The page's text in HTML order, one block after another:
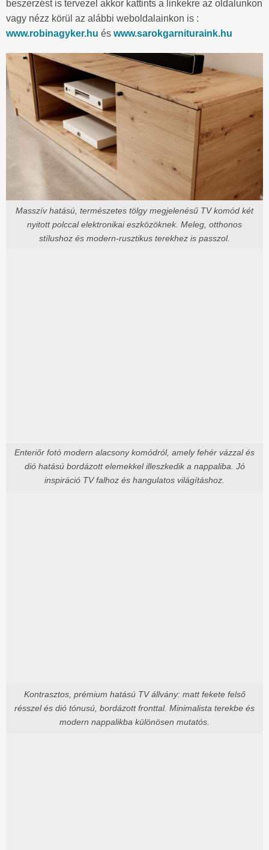
beszerzést is tervezel akkor kattints a linkekre az oldalunkon
vagy nézz körül az alábbi weboldalainkon is :
www.robinagyker.hu és www.sarokgarnituraink.hu
Masszív hatású, természetes tölgy megjelenésű TV komód két
nyitott polccal elektronikai eszközöknek. Meleg, otthonos
stílushoz és modern-rusztikus terekhez is passzol.
Enteriőr fotó modern alacsony komódról, amely fehér vázzal és
dió hatású bordázott elemekkel illeszkedik a nappaliba. Jó
inspiráció TV falhoz és hangulatos világításhoz.
Kontrasztos, prémium hatású TV állvány: matt fekete felső
résszel és dió tónusú, bordázott fronttal. Minimalista terekbe és
modern nappalikba különösen mutatós.